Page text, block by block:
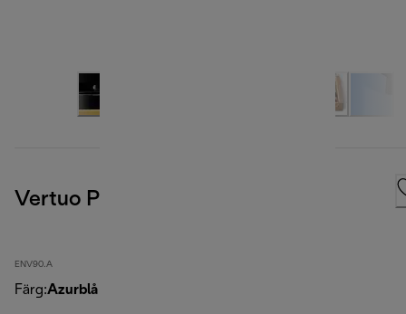
Vertuo Pop, Light Blue
ENV90.A
Färg:Azurblå